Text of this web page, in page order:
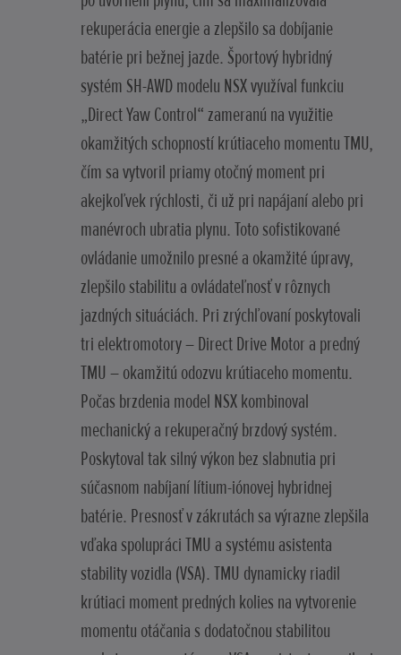
rekuperácia energie a zlepšilo sa dobíjanie
batérie pri bežnej jazde. Športový hybridný
systém SH-AWD modelu NSX využíval funkciu
„Direct Yaw Control“ zameranú na využitie
okamžitých schopností krútiaceho momentu TMU,
čím sa vytvoril priamy otočný moment pri
akejkoľvek rýchlosti, či už pri napájaní alebo pri
manévroch ubratia plynu. Toto sofistikované
ovládanie umožnilo presné a okamžité úpravy,
zlepšilo stabilitu a ovládateľnosť v rôznych
jazdných situáciách. Pri zrýchľovaní poskytovali
tri elektromotory – Direct Drive Motor a predný
TMU – okamžitú odozvu krútiaceho momentu.
Počas brzdenia model NSX kombinoval
mechanický a rekuperačný brzdový systém.
Poskytoval tak silný výkon bez slabnutia pri
súčasnom nabíjaní lítium-iónovej hybridnej
batérie. Presnosť v zákrutách sa výrazne zlepšila
vďaka spolupráci TMU a systému asistenta
stability vozidla (VSA). TMU dynamicky riadil
krútiaci moment predných kolies na vytvorenie
momentu otáčania s dodatočnou stabilitou